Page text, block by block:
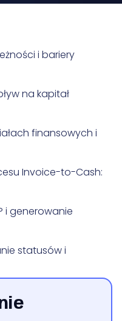
i bariery
na kapitał
finansowych i
Invoice-to-Cash:
i generowanie
statusów i
eskalacja